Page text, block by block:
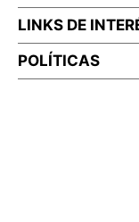
LINKS DE
POLÍTICAS